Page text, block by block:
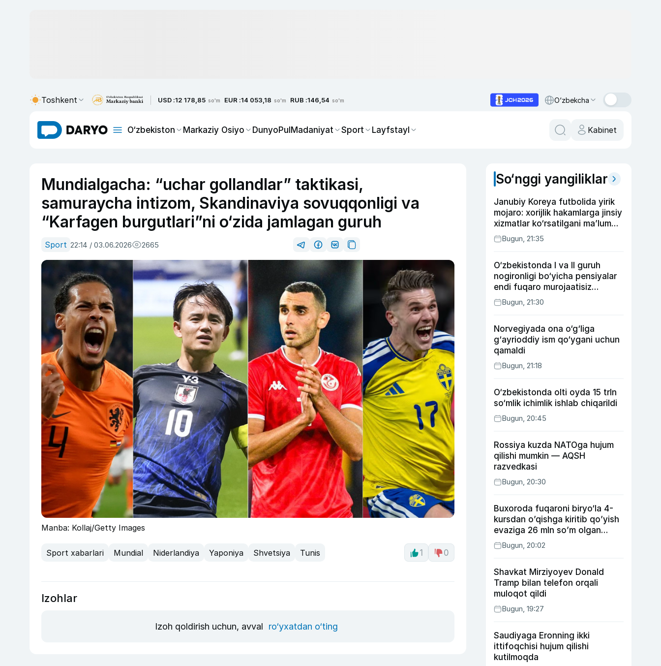
Toshkent USD :12 178,85 so'm EUR :14 053,18 so'm RUB :146,54 so'm O‘zbekcha
O‘zbekiston Markaziy Osiyo DunyoPulMadaniyat Sport Layfstayl Kabinet
Mundialgacha: “uchar gollandlar” taktikasi,
samuraycha intizom, Skandinaviya sovuqqonligi va
“Karfagen burgutlari”ni o‘zida jamlagan guruh
Sport 22:14 / 03.06.2026 2665
Manba: Kollaj/Getty Images
Sport xabarlari Mundial Niderlandiya Yaponiya Shvetsiya Tunis 1 0
Izohlar
Izoh qoldirish uchun, avval ro‘yxatdan o‘ting
So‘nggi yangiliklar
Janubiy Koreya futbolida yirik
mojaro: xorijlik hakamlarga jinsiy
xizmatlar ko‘rsatilgani ma’lum
qilindi
Bugun, 21:35
O‘zbekistonda I va II guruh
nogironligi bo‘yicha pensiyalar
endi fuqaro murojaatisiz
tayinlanishi mumkin
Bugun, 21:30
Norvegiyada ona o‘g‘liga
g‘ayrioddiy ism qo‘ygani uchun
qamaldi
Bugun, 21:18
O‘zbekistonda olti oyda 15 trln
so‘mlik ichimlik ishlab chiqarildi
Bugun, 20:45
Rossiya kuzda NATOga hujum
qilishi mumkin — AQSH
razvedkasi
Bugun, 20:30
Buxoroda fuqaroni biryo‘la 4-
kursdan o’qishga kiritib qo’yish
evaziga 26 mln so’m olgan
shaxs ushlandi
Bugun, 20:02
Shavkat Mirziyoyev Donald
Tramp bilan telefon orqali
muloqot qildi
Bugun, 19:27
Saudiyaga Eronning ikki
ittifoqchisi hujum qilishi
kutilmoqda